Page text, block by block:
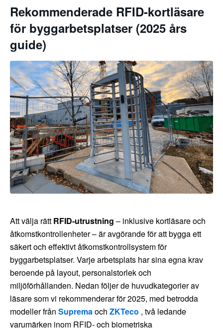
Rekommenderade RFID-kortläsare
för byggarbetsplatser (2025 års
guide)
Att välja rätt RFID-utrustning – inklusive kortläsare och
åtkomstkontrollenheter – är avgörande för att bygga ett
säkert och effektivt åtkomstkontrollsystem för
byggarbetsplatser. Varje arbetsplats har sina egna krav
beroende på layout, personalstorlek och
miljöförhållanden. Nedan följer de huvudkategorier av
läsare som vi rekommenderar för 2025, med betrodda
modeller från Supremaoch ZKTeco , två ledande
varumärken inom RFID- och biometriska